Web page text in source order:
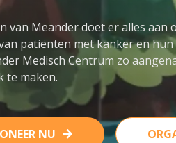
van Meander doet er alles aan
patiënten met kanker en hun
Medisch Centrum zo
te maken.
NU